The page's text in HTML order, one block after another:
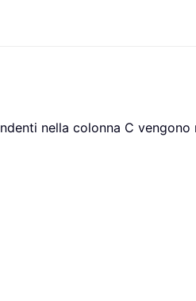
nella colonna C vengono